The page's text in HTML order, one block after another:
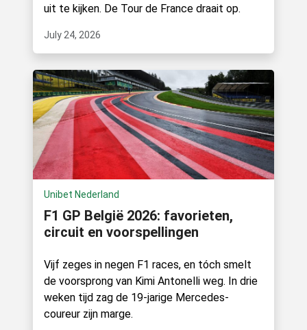
uit te kijken. De Tour de France draait op.
July 24, 2026
Unibet Nederland
F1 GP België 2026: favorieten,
circuit en voorspellingen
Vijf zeges in negen F1 races, en tóch smelt
de voorsprong van Kimi Antonelli weg. In drie
weken tijd zag de 19-jarige Mercedes-
coureur zijn marge.